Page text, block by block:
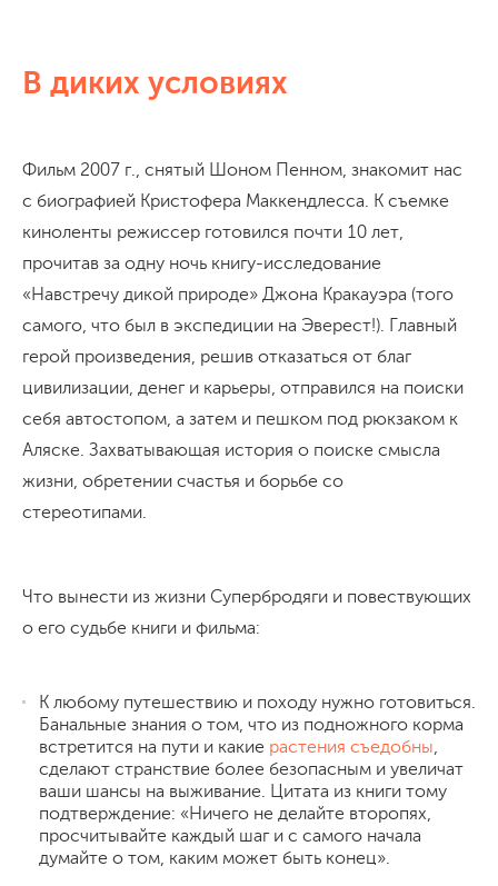
В диких условиях
Фильм 2007 г., снятый Шоном Пенном, знакомит нас
с биографией Кристофера Маккендлесса. К съемке
киноленты режиссер готовился почти 10 лет,
прочитав за одну ночь книгу-исследование
«Навстречу дикой природе» Джона Кракауэра (того
самого, что был в экспедиции на Эверест!). Главный
герой произведения, решив отказаться от благ
цивилизации, денег и карьеры, отправился на поиски
себя автостопом, а затем и пешком под рюкзаком к
Аляске. Захватывающая история о поиске смысла
жизни, обретении счастья и борьбе со
стереотипами.
Что вынести из жизни Супербродяги и повествующих
о его судьбе книги и фильма:
К любому путешествию и походу нужно готовиться.
Банальные знания о том, что из подножного корма
встретится на пути и какие растения съедобны,
сделают странствие более безопасным и увеличат
ваши шансы на выживание. Цитата из книги тому
подтверждение: «Ничего не делайте второпях,
просчитывайте каждый шаг и с самого начала
думайте о том, каким может быть конец».